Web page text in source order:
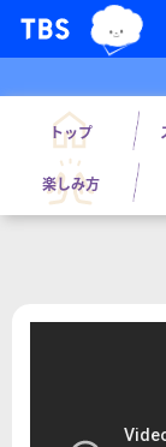
TBSテレ
トップ
楽しみ方